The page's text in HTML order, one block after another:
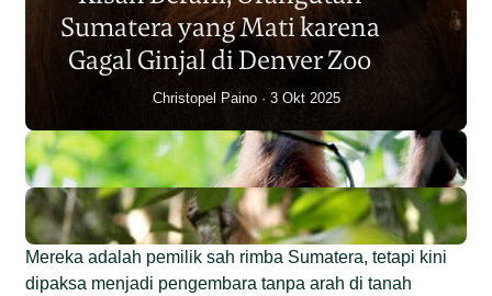
Junaidi Hanafiah 14 Jul 2026
Sumatera yang Mati karena
Gagal Ginjal di Denver Zoo
Christopel Paino 3 Okt 2025
Mereka adalah pemilik sah rimba Sumatera, tetapi kini
dipaksa menjadi pengembara tanpa arah di tanah